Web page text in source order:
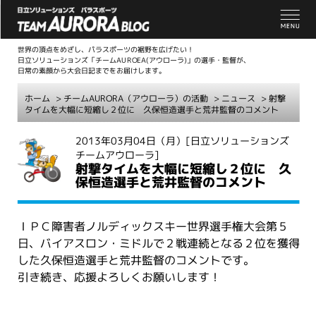
世界の頂点をめざし、パラスポーツの裾野を広げたい！
日立ソリューションズ「チームAUROEA(アウローラ)」の選手・監督が、
日常の素顔から大会日記までをお届けします。
ホーム > チームAURORA（アウローラ）の活動 > ニュース > 射撃
タイムを大幅に短縮し２位に 久保恒造選手と荒井監督のコメント
2013年03月04日（月） [日立ソリューションズ
チームアウローラ]
射撃タイムを大幅に短縮し２位に 久
保恒造選手と荒井監督のコメント
ＩＰＣ障害者ノルディックスキー世界選手権大会第５
日、バイアスロン・ミドルで２戦連続となる２位を獲得
した久保恒造選手と荒井監督のコメントです。
引き続き、応援よろしくお願いします！